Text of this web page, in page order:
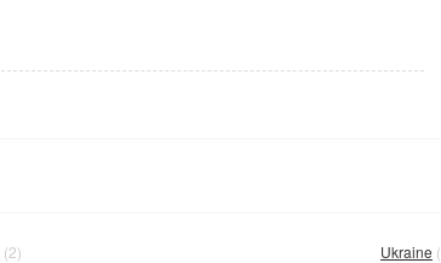
(2) Ukraine